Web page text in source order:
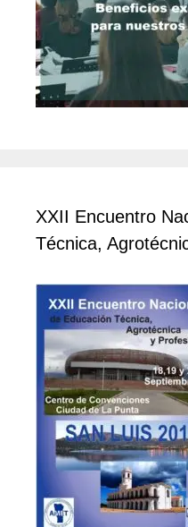
XXII Encuentro
Técnica,